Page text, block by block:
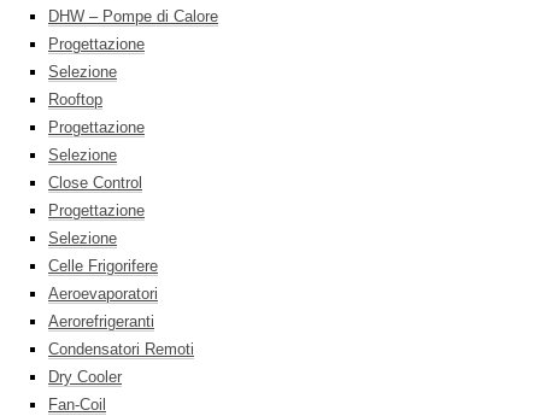
DHW – Pompe di Calore
Progettazione
Selezione
Rooftop
Progettazione
Selezione
Close Control
Progettazione
Selezione
Celle Frigorifere
Aeroevaporatori
Aerorefrigeranti
Condensatori Remoti
Dry Cooler
Fan-Coil